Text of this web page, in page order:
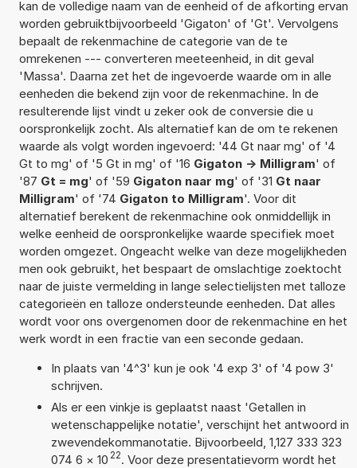
kan de volledige naam van de eenheid of de afkorting ervan
worden gebruiktbijvoorbeeld 'Gigaton' of 'Gt'. Vervolgens
bepaalt de rekenmachine de categorie van de te
omrekenen --- converteren meeteenheid, in dit geval
'Massa'. Daarna zet het de ingevoerde waarde om in alle
eenheden die bekend zijn voor de rekenmachine. In de
resulterende lijst vindt u zeker ook de conversie die u
oorspronkelijk zocht. Als alternatief kan de om te rekenen
waarde als volgt worden ingevoerd: '44 Gt naar mg' of '4
Gt to mg' of '5 Gt in mg' of '16 Gigaton -> Milligram' of
'87 Gt = mg' of '59 Gigaton naar mg' of '31 Gt naar
Milligram' of '74 Gigaton to Milligram'. Voor dit
alternatief berekent de rekenmachine ook onmiddellijk in
welke eenheid de oorspronkelijke waarde specifiek moet
worden omgezet. Ongeacht welke van deze mogelijkheden
men ook gebruikt, het bespaart de omslachtige zoektocht
naar de juiste vermelding in lange selectielijsten met talloze
categorieën en talloze ondersteunde eenheden. Dat alles
wordt voor ons overgenomen door de rekenmachine en het
werk wordt in een fractie van een seconde gedaan.
In plaats van '4^3' kun je ook '4 exp 3' of '4 pow 3'
schrijven.
Als er een vinkje is geplaatst naast 'Getallen in
wetenschappelijke notatie', verschijnt het antwoord in
zwevendekommanotatie. Bijvoorbeeld, 1,127 333 323
074 6 × 10 22. Voor deze presentatievorm wordt het